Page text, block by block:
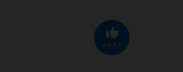
ナイス！